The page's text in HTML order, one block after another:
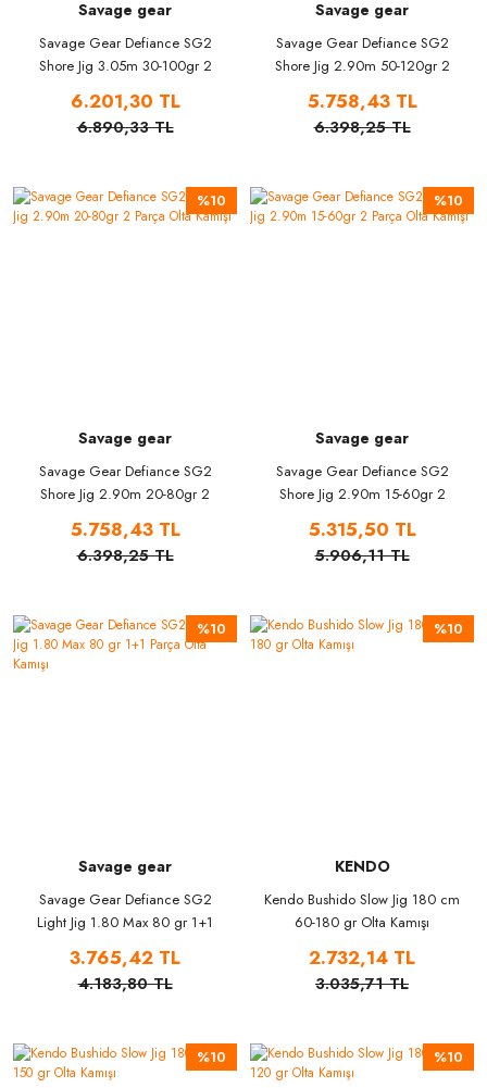
Savage gear
Savage Gear Defiance SG2
Shore Jig 3.05m 30-100gr 2
6.201,30 TL
6.890,33 TL
Savage gear
Savage Gear Defiance SG2
Shore Jig 2.90m 50-120gr 2
5.758,43 TL
6.398,25 TL
%10
Savage gear
Savage Gear Defiance SG2
Shore Jig 2.90m 20-80gr 2
5.758,43 TL
6.398,25 TL
%10
Savage gear
Savage Gear Defiance SG2
Shore Jig 2.90m 15-60gr 2
5.315,50 TL
5.906,11 TL
%10
Savage gear
Savage Gear Defiance SG2
Light Jig 1.80 Max 80 gr 1+1
3.765,42 TL
4.183,80 TL
%10
KENDO
Kendo Bushido Slow Jig 180 cm
60-180 gr Olta Kamışı
2.732,14 TL
3.035,71 TL
%10 %10